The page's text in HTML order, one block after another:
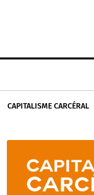
CAPITALISME CARCÉRAL